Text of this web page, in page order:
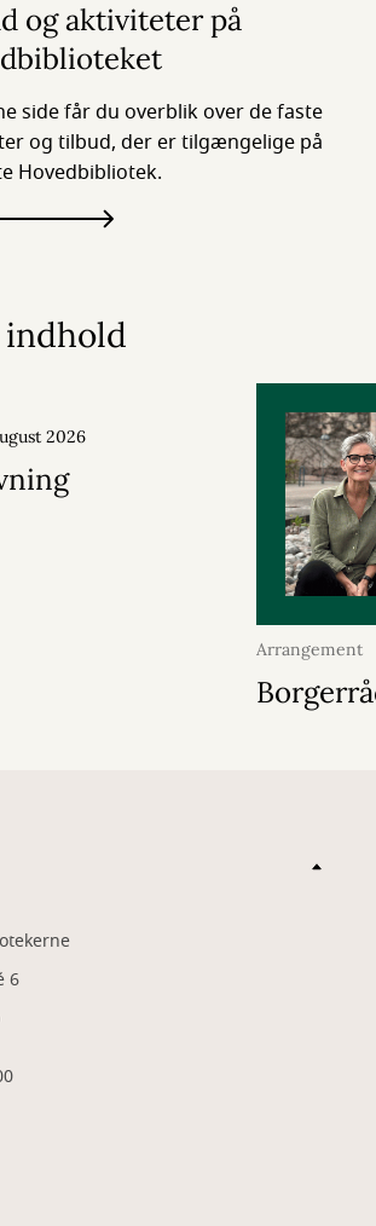
og aktiviteter på
side får du overblik over de faste
og tilbud, der er tilgængelige på
Hovedbibliotek.
2026
Arrangement
2026
6